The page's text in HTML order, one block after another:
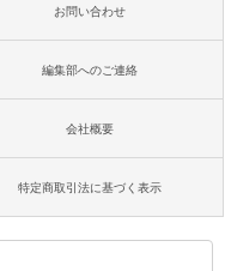
お問い合わせ
編集部へのご連絡
会社概要
特定商取引法に基づく表示